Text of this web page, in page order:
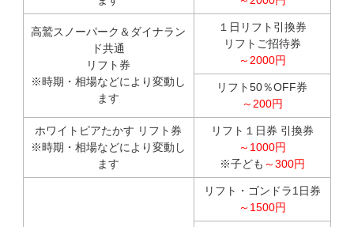
高鷲スノーパーク＆ダイナラン
ド共通
リフト券
※時期・相場などにより変動し
ます
１日リフト引換券
リフトご招待券
～2000円
リフト50％OFF券
～200円
ホワイトピアたかす リフト券
※時期・相場などにより変動し
ます
リフト１日券 引換券
～1000円
※子ども ～300円
リフト・ゴンドラ1日券
～1500円